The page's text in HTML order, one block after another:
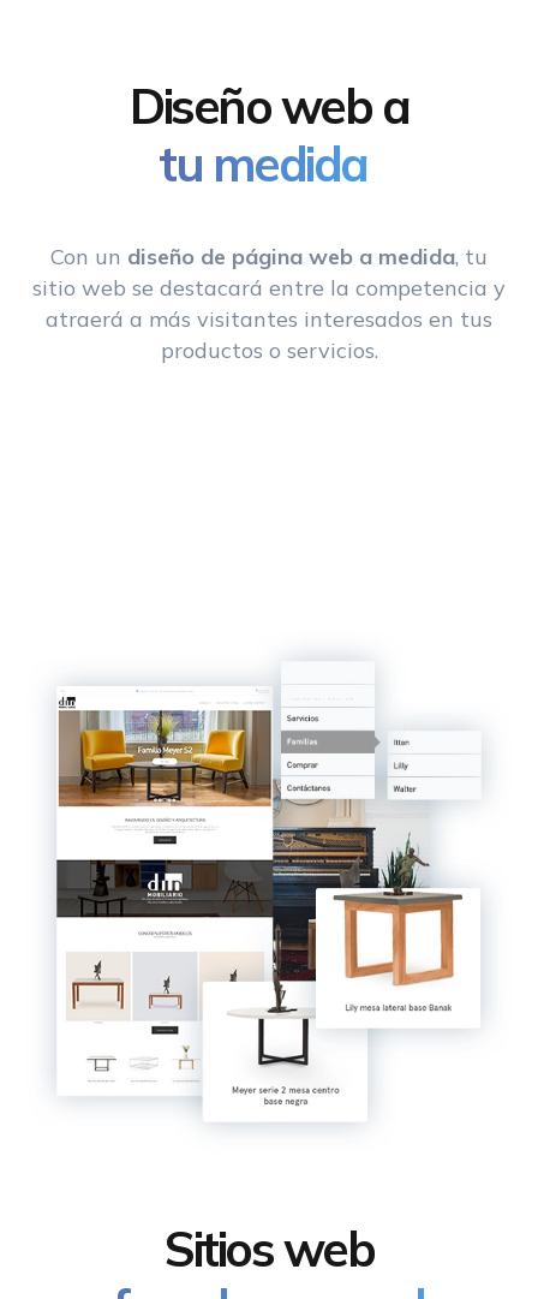
Diseño web a
tu medida
Con un diseño de página web a medida, tu
sitio web se destacará entre la competencia y
atraerá a más visitantes interesados en tus
productos o servicios.
Sitios web